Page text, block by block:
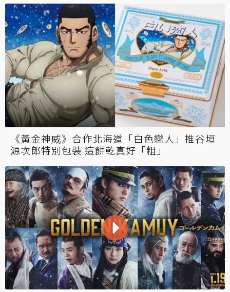
《黃金神威》合作北海道「白色戀人」推谷垣
源次郎特別包裝 這餅乾真好「粗」